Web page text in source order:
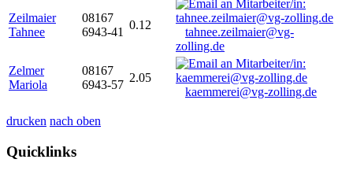
Zeilmaier
Tahnee
08167
6943-41
0.12
tahnee.zeilmaier@vg-
zolling.de
Zelmer
Mariola
08167
6943-57
2.05
kaemmerei@vg-zolling.de
drucken nach oben
Quicklinks